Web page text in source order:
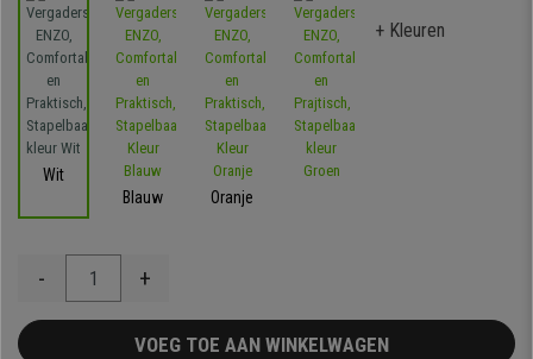
Wit
Blauw
Oranje
+ Kleuren
- +
VOEG TOE AAN WINKELWAGEN